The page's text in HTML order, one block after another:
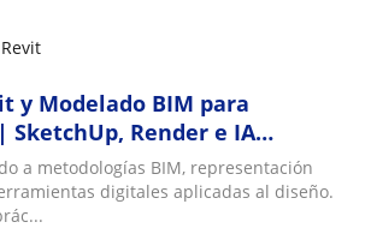
y Modelado BIM para
Render e IA
a metodologías BIM, representación
digitales aplicadas al diseño.